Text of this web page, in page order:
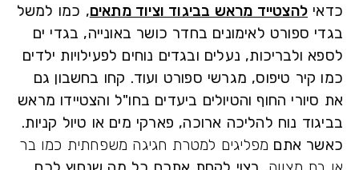
להצטייד מראש בביגוד וציוד מתאים, כמו למשל
ספורט לאימונים בחדר כושר באונייה, בגדי ים
ולבריכות, נעלים ובגדים נוחים לפעילויות ילדים
קיר טיפוס, מגרשי ספורט ועוד. קחו בחשבון גם
החוף והטיולים ביעדים בחו"ל והצטיידו מראש
נוח להליכה ארוכה, פארקי מים או טיול קניות.
אתם מפליגים למטרת חגיגה משפחתית כמו בר